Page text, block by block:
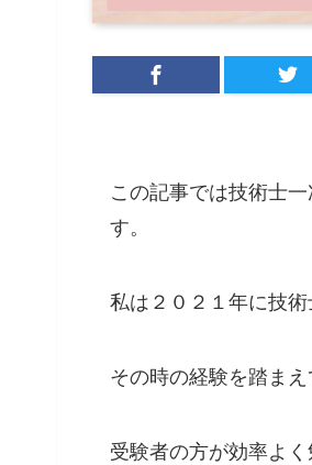
この記事では技術士
す。
私は２０２１年に技術
その時の経験を踏ま
受験者の方が効率よ